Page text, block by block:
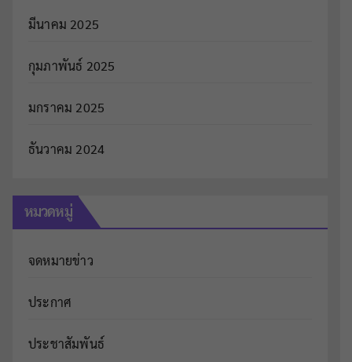
มีนาคม 2025
กุมภาพันธ์ 2025
มกราคม 2025
ธันวาคม 2024
หมวดหมู่
จดหมายข่าว
ประกาศ
ประชาสัมพันธ์